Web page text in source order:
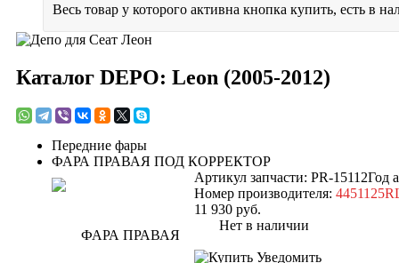
Весь товар у которого активна кнопка купить, есть в
Каталог DEPO: Leon (2005-2012)
Передние фары
ФАРА ПРАВАЯ ПОД КОРРЕКТОР
Артикул запчасти: PR-15112Год
Номер производителя:
11 930 руб.
Нет в наличии
Уведомить